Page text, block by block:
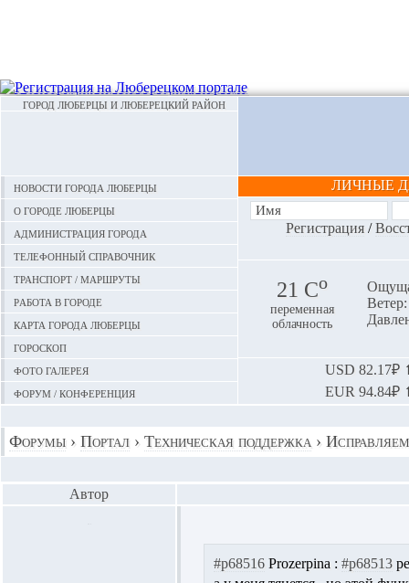
ГОРОД ЛЮБЕРЦЫ И ЛЮБЕРЕЦКИЙ РАЙОН
Новости города Люберцы
О городе Люберцы
Администрация города
Телефонный справочник
Транспорт / маршруты
Работа в городе
Карта города Люберцы
Гороскоп
Фото галерея
Форум / конференция
ЛИЧНЫЕ
Регистрация/
21 Сo
переменная
облачность
USD 82.17₽
EUR 94.84₽
Форумы › Портал › Техническая поддержка›
Автор
#p68516 Prozerpina : #p68513